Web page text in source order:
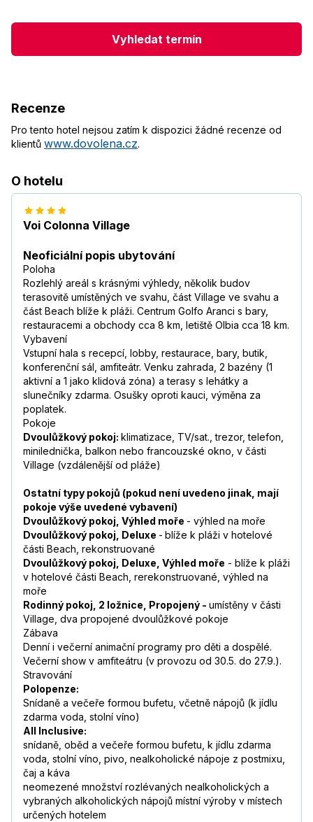
Vyhledat termín
Recenze
Pro tento hotel nejsou zatím k dispozici žádné recenze od
klientů www.dovolena.cz.
O hotelu
Voi Colonna Village
Neoficiální popis ubytování
Poloha
Rozlehlý areál s krásnými výhledy, několik budov
terasovitě umístěných ve svahu, část Village ve svahu a
část Beach blíže k pláži. Centrum Golfo Aranci s bary,
restauracemi a obchody cca 8 km, letiště Olbia cca 18 km.
Vybavení
Vstupní hala s recepcí, lobby, restaurace, bary, butik,
konferenční sál, amfiteátr. Venku zahrada, 2 bazény (1
aktivní a 1 jako klidová zóna) a terasy s lehátky a
slunečníky zdarma. Osušky oproti kauci, výměna za
poplatek.
Pokoje
Dvoulůžkový pokoj: klimatizace, TV/sat., trezor, telefon,
minilednička, balkon nebo francouzské okno, v části
Village (vzdálenější od pláže)
Ostatní typy pokojů (pokud není uvedeno jinak, mají
pokoje výše uvedené vybavení)
Dvoulůžkový pokoj, Výhled moře - výhled na moře
Dvoulůžkový pokoj, Deluxe - blíže k pláži v hotelové
části Beach, rekonstruované
Dvoulůžkový pokoj, Deluxe, Výhled moře - blíže k pláži
v hotelové části Beach, rerekonstruované, výhled na
moře
Rodinný pokoj, 2 ložnice, Propojený - umístěny v části
Village, dva propojené dvoulůžkové pokoje
Zábava
Denní i večerní animační programy pro děti a dospělé.
Večerní show v amfiteátru (v provozu od 30.5. do 27.9.).
Stravování
Polopenze:
Snídaně a večeře formou bufetu, včetně nápojů (k jídlu
zdarma voda, stolní víno)
All Inclusive:
snídaně, oběd a večeře formou bufetu, k jídlu zdarma
voda, stolní víno, pivo, nealkoholické nápoje z postmixu,
čaj a káva
neomezené množství rozlévaných nealkoholických a
vybraných alkoholických nápojů místní výroby v místech
určených hotelem